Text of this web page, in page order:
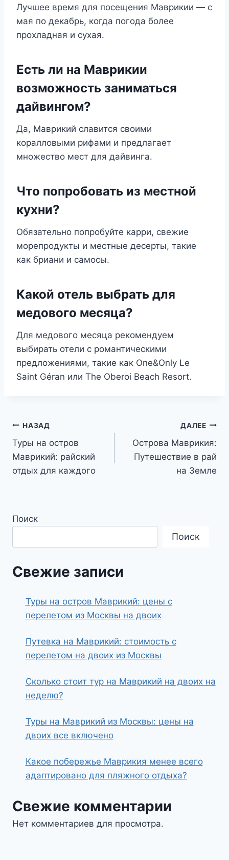
Лучшее время для посещения Маврикии — с
мая по декабрь, когда погода более
прохладная и сухая.
Есть ли на Маврикии
возможность заниматься
дайвингом?
Да, Маврикий славится своими
коралловыми рифами и предлагает
множество мест для дайвинга.
Что попробовать из местной
кухни?
Обязательно попробуйте карри, свежие
морепродукты и местные десерты, такие
как бриани и самосы.
Какой отель выбрать для
медового месяца?
Для медового месяца рекомендуем
выбирать отели с романтическими
предложениями, такие как One&Only Le
Saint Géran или The Oberoi Beach Resort.
Навигация
по
записям
НАЗАД
Туры на остров
Маврикий: райский
отдых для каждого
ДАЛЕЕ
Острова Маврикия:
Путешествие в рай
на Земле
Поиск
Поиск
Свежие записи
Туры на остров Маврикий: цены с
перелетом из Москвы на двоих
Путевка на Маврикий: стоимость с
перелетом на двоих из Москвы
Сколько стоит тур на Маврикий на двоих на
неделю?
Туры на Маврикий из Москвы: цены на
двоих все включено
Какое побережье Маврикия менее всего
адаптировано для пляжного отдыха?
Свежие комментарии
Нет комментариев для просмотра.